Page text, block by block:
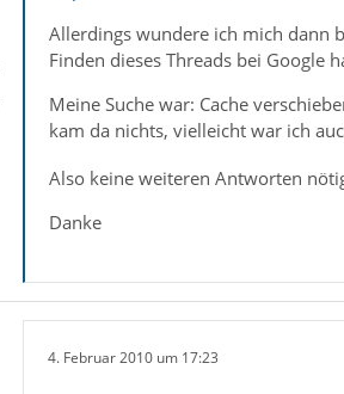
Allerdings wundere ich mich dann
Finden dieses Threads bei Google
Meine Suche war: Cache
kam da nichts, vielleicht war ich
Also keine weiteren Antworten
Danke
4. Februar 2010 um 17:23